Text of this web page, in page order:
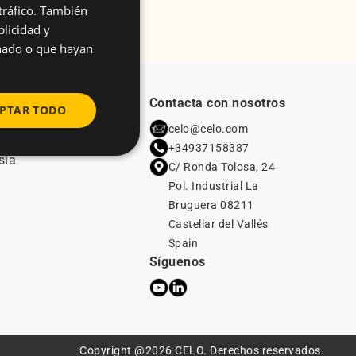
en el mundo
Contacta con nosotros
celo@celo.com
+34937158387
C/ Ronda Tolosa, 24
Pol. Industrial La
Bruguera 08211
Castellar del Vallés
Spain
Síguenos
Copyright @2026 CELO. Derechos reservados.
ENGLISH
POLISH
También
y
o que hayan
TODO